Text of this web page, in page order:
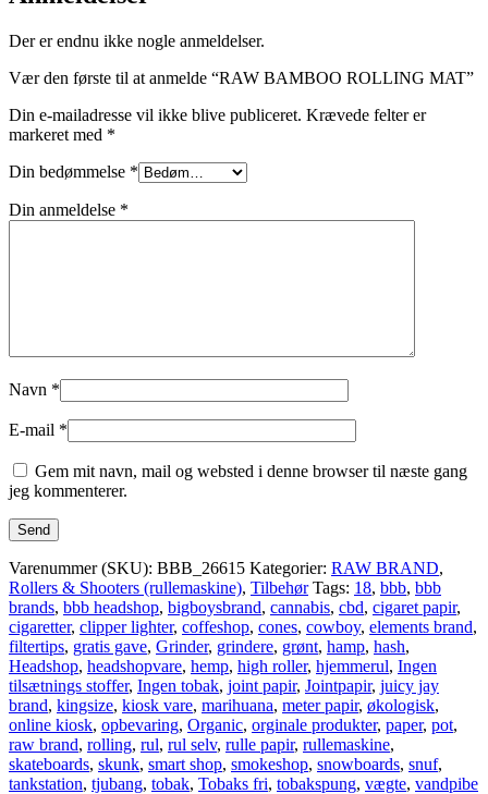
Der er endnu ikke nogle anmeldelser.
Vær den første til at anmelde “RAW BAMBOO ROLLING MAT”
Din e-mailadresse vil ikke blive publiceret. Krævede felter er
markeret med *
Din bedømmelse *
Din anmeldelse *
Navn *
E-mail *
Gem mit navn, mail og websted i denne browser til næste gang
jeg kommenterer.
Varenummer (SKU): BBB_26615 Kategorier: RAW BRAND,
Rollers & Shooters (rullemaskine), Tilbehør Tags: 18, bbb, bbb
brands, bbb headshop, bigboysbrand, cannabis, cbd, cigaret papir,
cigaretter, clipper lighter, coffeshop, cones, cowboy, elements brand,
filtertips, gratis gave, Grinder, grindere, grønt, hamp, hash,
Headshop, headshopvare, hemp, high roller, hjemmerul, Ingen
tilsætnings stoffer, Ingen tobak, joint papir, Jointpapir, juicy jay
brand, kingsize, kiosk vare, marihuana, meter papir, økologisk,
online kiosk, opbevaring, Organic, orginale produkter, paper, pot,
raw brand, rolling, rul, rul selv, rulle papir, rullemaskine,
skateboards, skunk, smart shop, smokeshop, snowboards, snuf,
tankstation, tjubang, tobak, Tobaks fri, tobakspung, vægte, vandpibe